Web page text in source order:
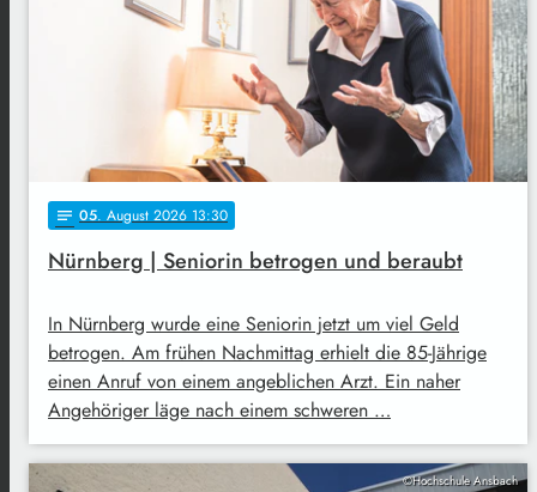
notes 05. August 2026 13:30
Nürnberg | Seniorin betrogen und beraubt
In Nürnberg wurde eine Seniorin jetzt um viel Geld
betrogen. Am frühen Nachmittag erhielt die 85-Jährige
einen Anruf von einem angeblichen Arzt. Ein naher
Angehöriger läge nach einem schweren …
©Hochschule Ansbach